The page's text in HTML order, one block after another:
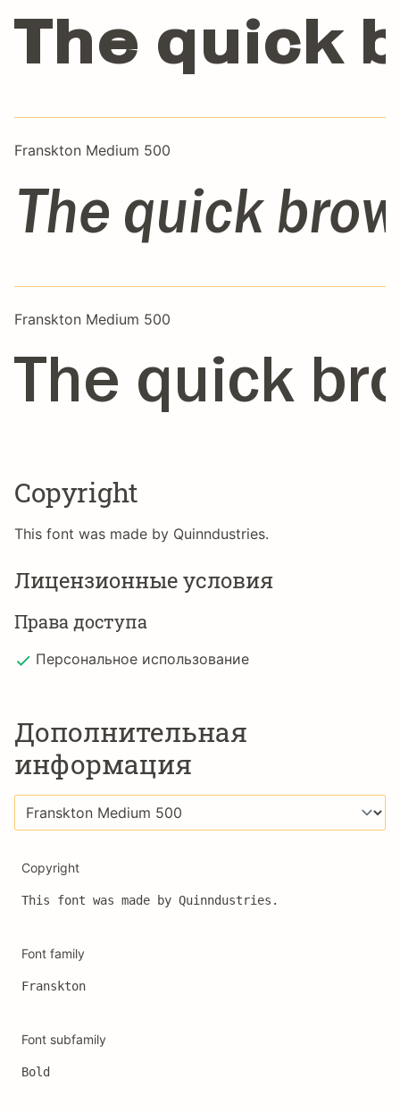
The quick
Franskton Medium 500
The quick
Franskton Medium 500
The quick
Copyright
This font was made by Quinndustries.
Лицензионные условия
Права доступа
Персональное использование
Дополнительная
информация
Copyright
This font was made by Quinndustries.
Font family
Franskton
Font subfamily
Bold